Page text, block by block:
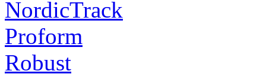
NordicTrack
Proform
Robust